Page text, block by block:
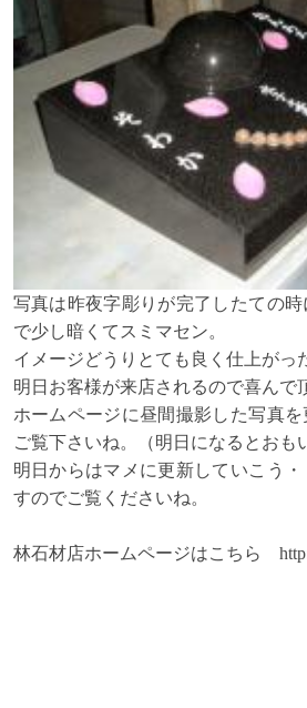
写真は昨夜字彫りが完了したての
で少し暗くてスミマセン。
イメージどうりとても良く仕上がっ
明日お客様が来店されるので喜んで
ホームページに昼間撮影した写真
ご覧下さいね。（明日になるとおも
明日からはマメに更新していこ
すのでご覧くださいね。
林石材店ホームページはこちら